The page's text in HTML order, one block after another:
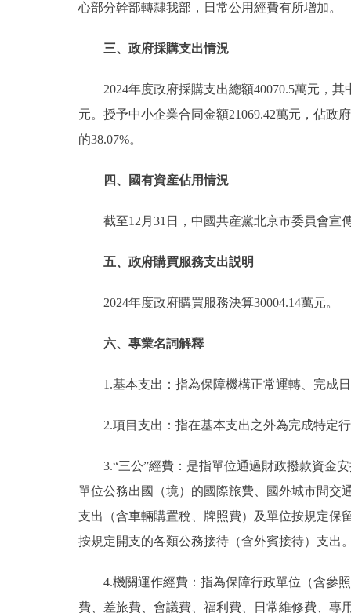
心部分幹部轉隸我部，日常公用經費有所增加。
三、政府採購支出情況
2024年度政府採購支出總額40070.5萬元，
元。授予中小企業合同金額21069.42萬元，佔政
的38.07%。
四、國有資産佔用情況
截至12月31日，中國共産黨北京市委員會宣
五、政府購買服務支出説明
2024年度政府購買服務決算30004.14萬元。
六、專業名詞解釋
1.基本支出：指為保障機構正常運轉、完成
2.項目支出：指在基本支出之外為完成特定
3.“三公”經費：是指單位通過財政撥款資金
單位公務出國（境）的國際旅費、國外城市間交
支出（含車輛購置稅、牌照費）及單位按規定保
按規定開支的各類公務接待（含外賓接待）支出
4.機關運作經費：指為保障行政單位（含參
費、差旅費、會議費、福利費、日常維修費、專